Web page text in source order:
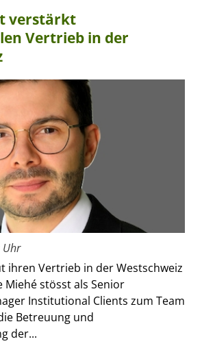
verstärkt
Vertrieb in der
Uhr
ihren Vertrieb in der Westschweiz
Miehé stösst als Senior
Institutional Clients zum Team
Betreuung und
der...